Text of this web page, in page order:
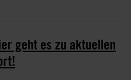
geht es zu aktuellen